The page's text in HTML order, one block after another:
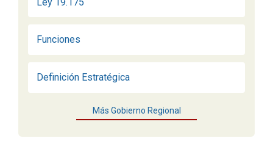
Funciones
Definición Estratégica
Más Gobierno Regional